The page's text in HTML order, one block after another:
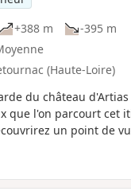
+388 m
-395 m
(Haute-Loire)
du château
que l'on parcourt cet
un point de
typiques de la région,